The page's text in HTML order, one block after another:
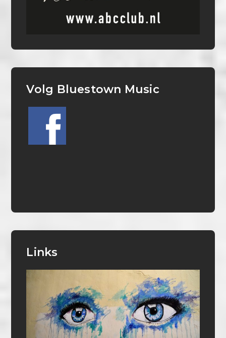
Volg Bluestown Music
Links